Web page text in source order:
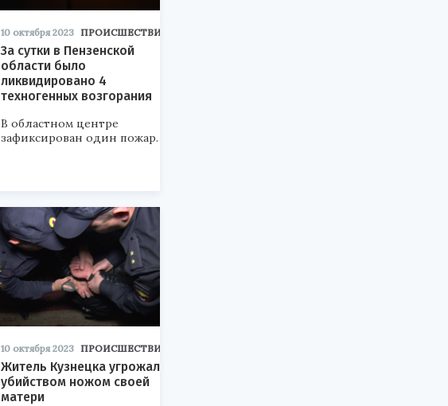
10 октября 2023 ПРОИСШЕСТВИЯ
За сутки в Пензенской
области было
ликвидировано 4
техногенных возгорания
В областном центре
зафиксирован один пожар.
10 октября 2023 ПРОИСШЕСТВИЯ
Житель Кузнецка угрожал
убийством ножом своей
матери